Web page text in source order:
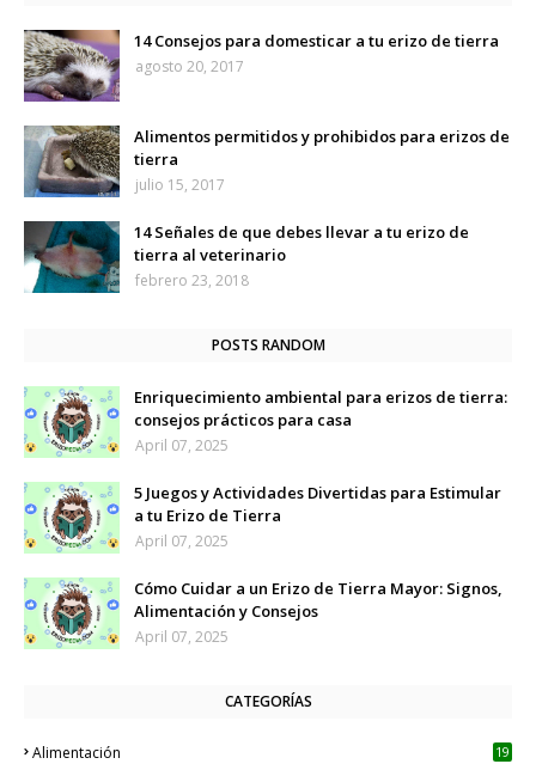
14 Consejos para domesticar a tu erizo de tierra
agosto 20, 2017
Alimentos permitidos y prohibidos para erizos de
tierra
julio 15, 2017
14 Señales de que debes llevar a tu erizo de
tierra al veterinario
febrero 23, 2018
POSTS RANDOM
Enriquecimiento ambiental para erizos de tierra:
consejos prácticos para casa
April 07, 2025
5 Juegos y Actividades Divertidas para Estimular
a tu Erizo de Tierra
April 07, 2025
Cómo Cuidar a un Erizo de Tierra Mayor: Signos,
Alimentación y Consejos
April 07, 2025
CATEGORÍAS
Alimentación 19